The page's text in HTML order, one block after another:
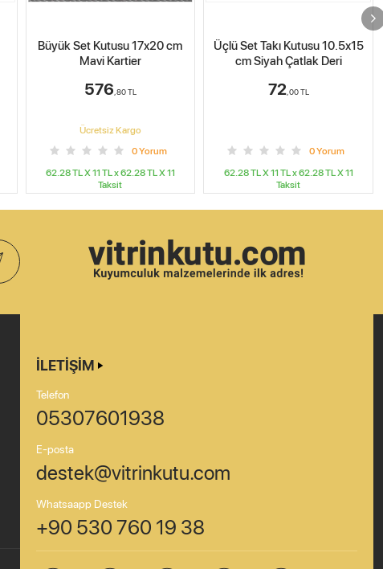
Üçlü Set Takı Kutusu 10.5x15
cm Siyah Çatlak Deri
72,00TL
0Yorum
62.28 TL X 11TL x62.28 TL X 11
Taksit
Deri Set Takı Kutusu 10x15
cm Üzeri Dikişli
461,44TL
0Yorum
62.28 TL X 11TL x62.28 TL X 11
Taksit
İLETIŞIM
Telefon
05307601938
E-posta
destek@vitrinkutu.com
Whatsaapp Destek
+90 530 760 19 38